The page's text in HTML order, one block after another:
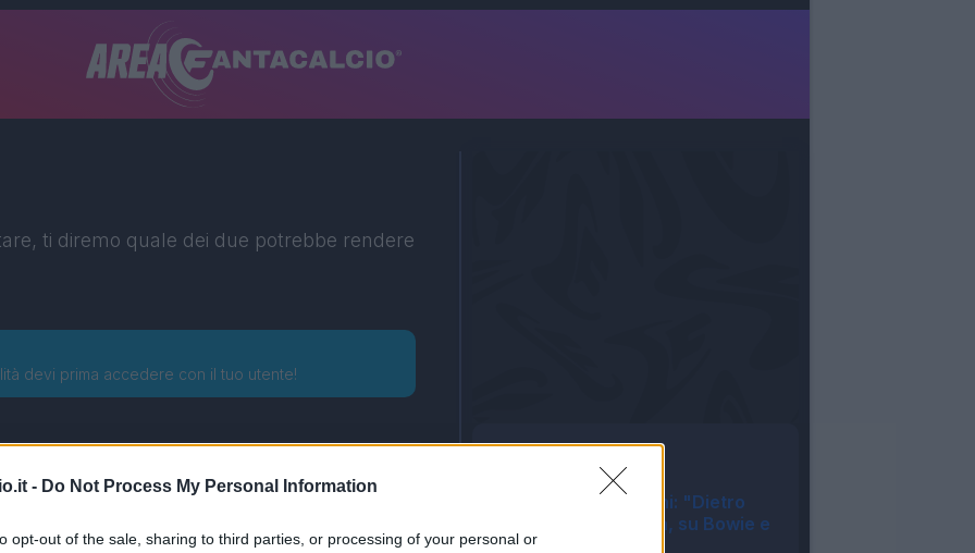
- Do Not Process My Personal Information
opt-out of the sale, sharing to third parties, or processing of your personal or
ti diremo quale dei due potrebbe rendere
devi prima accedere con il tuo utente!
Sassuolo, Aquilani: "Dietro
siamo in difficoltà, su Bowie e
Adzic..."